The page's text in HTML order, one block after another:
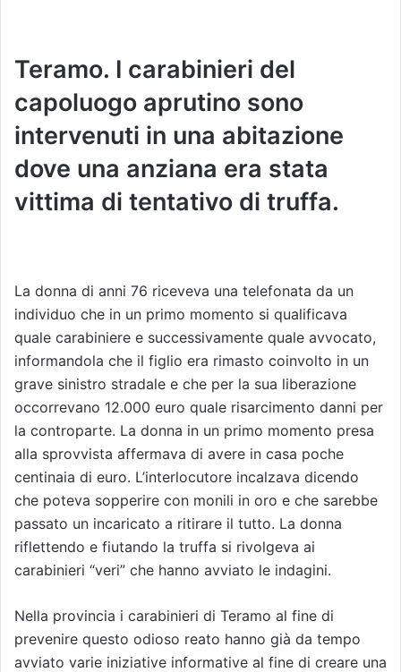
Teramo. I carabinieri del
capoluogo aprutino sono
intervenuti in una abitazione
dove una anziana era stata
vittima di tentativo di truffa.
La donna di anni 76 riceveva una telefonata da un
individuo che in un primo momento si qualificava
quale carabiniere e successivamente quale avvocato,
informandola che il figlio era rimasto coinvolto in un
grave sinistro stradale e che per la sua liberazione
occorrevano 12.000 euro quale risarcimento danni per
la controparte. La donna in un primo momento presa
alla sprovvista affermava di avere in casa poche
centinaia di euro. L’interlocutore incalzava dicendo
che poteva sopperire con monili in oro e che sarebbe
passato un incaricato a ritirare il tutto. La donna
riflettendo e fiutando la truffa si rivolgeva ai
carabinieri “veri” che hanno avviato le indagini.
Nella provincia i carabinieri di Teramo al fine di
prevenire questo odioso reato hanno già da tempo
avviato varie iniziative informative al fine di creare una